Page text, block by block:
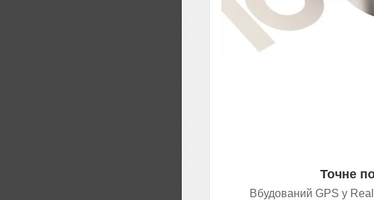
Точне
Вбудований GPS у